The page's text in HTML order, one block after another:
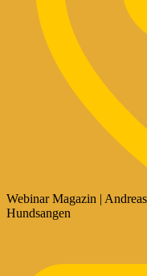
Webinar Magazin |
Hundsangen